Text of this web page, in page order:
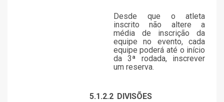
Desde que o atleta
inscrito não altere a
média de inscrição da
equipe no evento, cada
equipe poderá até o início
da 3ª rodada, inscrever
um reserva.
5.1.2.2 DIVISÕES